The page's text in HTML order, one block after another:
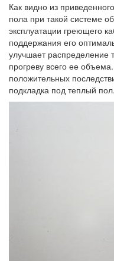
Как видно из
пола при такой системе
эксплуатации греющего
поддержания его
улучшает распределение
прогреву всего ее
положительных
подкладка под теплый пол.